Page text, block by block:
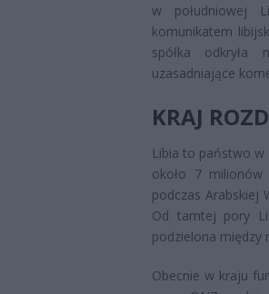
w południowej
komunikatem
spółka odkryła
uzasadniające
KRAJ
Libia to państwo w
około 7
podczas Arabskiej
Od tamtej pory
podzielona między
Obecnie w kraju